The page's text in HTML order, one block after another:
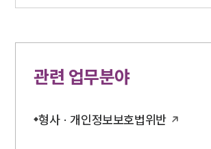
구성원 소개
행정전문변호사
소식/자료
관련 업무분야
형사 · 개인정보보호법위반